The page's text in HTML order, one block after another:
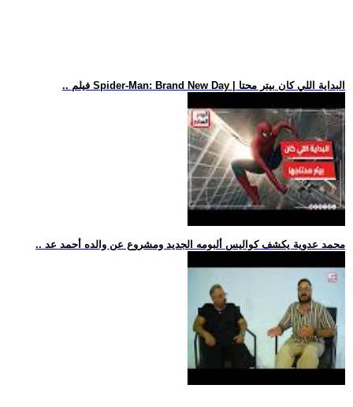
.. فيلم Spider-Man: Brand New Day | البداية اللي كان بيتر محتا
.. محمد عدوية يكشف كواليس ألبومه الجديد ومشروع عن والده أحمد عد